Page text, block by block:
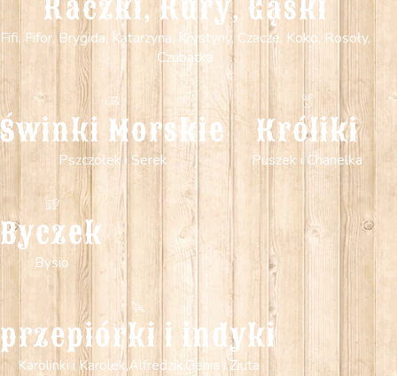
Kaczki, Kury, Gąski
Fifi, Fifor, Brygida, Katarzyna, Krystyny, Czacze, Koko, Rosoły,
Czubatka
Świnki Morskie
Pszczółek i Serek
Króliki
Puszek i Chanelka
Byczek
Bysio
przepiórki i indyki
Karolinki i Karolek,Alfredzik,Genia i Ziuta